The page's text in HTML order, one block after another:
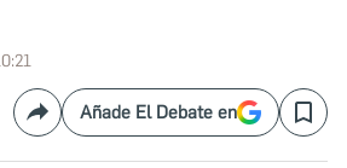
CompartirAñade El Debate en Save